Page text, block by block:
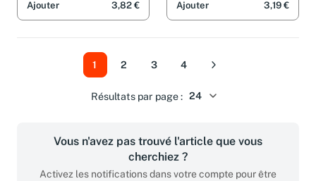
Paralleluniversum voller
Tiere
Ajouter 3,82 €
Paralleluniversum voller
Tiere
Ajouter 3,19 €
Résultats par page :
1 2 3 4 Suivant
Vous n'avez pas trouvé l'article que vous
cherchiez ?
Activez les notifications dans votre compte pour être